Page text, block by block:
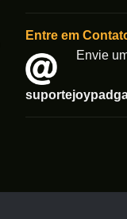
Entre em
Envie